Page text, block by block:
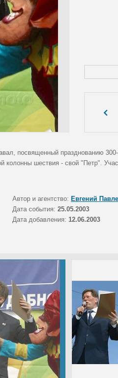
посвященный празднованию
шествия - свой "Петр".
Автор и агентство: Евгений
Дата события: 25.05.2003
Дата добавления: 12.06.2003